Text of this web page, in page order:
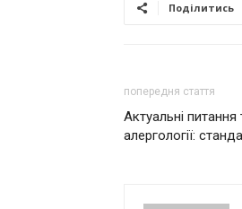
Поділитись
попередня стаття
Актуальні питання
алергології: